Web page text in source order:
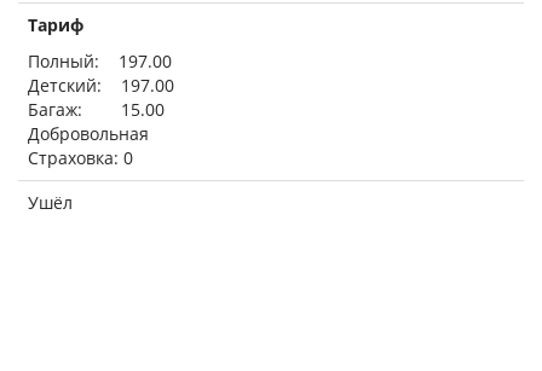
Тариф
Полный: 197.00
Детский: 197.00
Багаж: 15.00
Добровольная
Страховка: 0
Ушёл